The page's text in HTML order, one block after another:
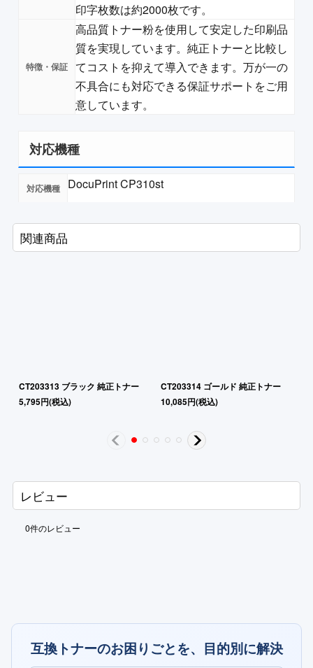
印字枚数は約2000枚です。
高品質トナー粉を使用して安定した印刷品
質を実現しています。純正トナーと比較し
てコストを抑えて導入できます。万が一の
不具合にも対応できる保証サポートをご用
意しています。
対応機種
DocuPrint CP310st
関連商品
CT203313 ブラック 純正トナー
5,795円(税込)
CT203314 ゴールド 純正トナー
10,085円(税込)
レビュー
0件のレビュー
互換トナーのお困りごとを、目的別に解決